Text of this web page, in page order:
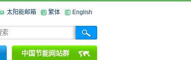
太阳能邮箱 繁体 English
中国节能网站群